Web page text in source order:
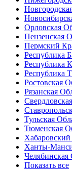
Орловская
Пензенская
Пермский
Республика
Республика
Республика
Ростовская
Рязанская
Тульская
Тюменская
Ханты-
Челябинская
Показать все